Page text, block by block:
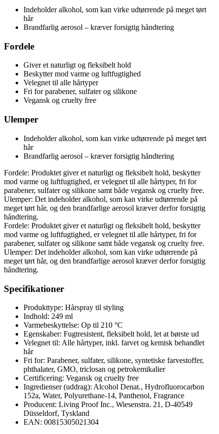
Indeholder alkohol, som kan virke udtørrende på meget tørt
hår
Brandfarlig aerosol – kræver forsigtig håndtering
Fordele
Giver et naturligt og fleksibelt hold
Beskytter mod varme og luftfugtighed
Velegnet til alle hårtyper
Fri for parabener, sulfater og silikone
Vegansk og cruelty free
Ulemper
Indeholder alkohol, som kan virke udtørrende på meget tørt
hår
Brandfarlig aerosol – kræver forsigtig håndtering
Fordele: Produktet giver et naturligt og fleksibelt hold, beskytter
mod varme og luftfugtighed, er velegnet til alle hårtyper, fri for
parabener, sulfater og silikone samt både vegansk og cruelty free.
Ulemper: Det indeholder alkohol, som kan virke udtørrende på
meget tørt hår, og den brandfarlige aerosol kræver derfor forsigtig
håndtering.
Fordele: Produktet giver et naturligt og fleksibelt hold, beskytter
mod varme og luftfugtighed, er velegnet til alle hårtyper, fri for
parabener, sulfater og silikone samt både vegansk og cruelty free.
Ulemper: Det indeholder alkohol, som kan virke udtørrende på
meget tørt hår, og den brandfarlige aerosol kræver derfor forsigtig
håndtering.
Specifikationer
Produkttype: Hårspray til styling
Indhold: 249 ml
Varmebeskyttelse: Op til 210 °C
Egenskaber: Fugtresistent, fleksibelt hold, let at børste ud
Velegnet til: Alle hårtyper, inkl. farvet og kemisk behandlet
hår
Fri for: Parabener, sulfater, silikone, syntetiske farvestoffer,
phthalater, GMO, triclosan og petrokemikalier
Certificering: Vegansk og cruelty free
Ingredienser (uddrag): Alcohol Denat., Hydrofluorocarbon
152a, Water, Polyurethane-14, Panthenol, Fragrance
Producent: Living Proof Inc., Wiesenstra. 21, D-40549
Düsseldorf, Tyskland
EAN: 00815305021304